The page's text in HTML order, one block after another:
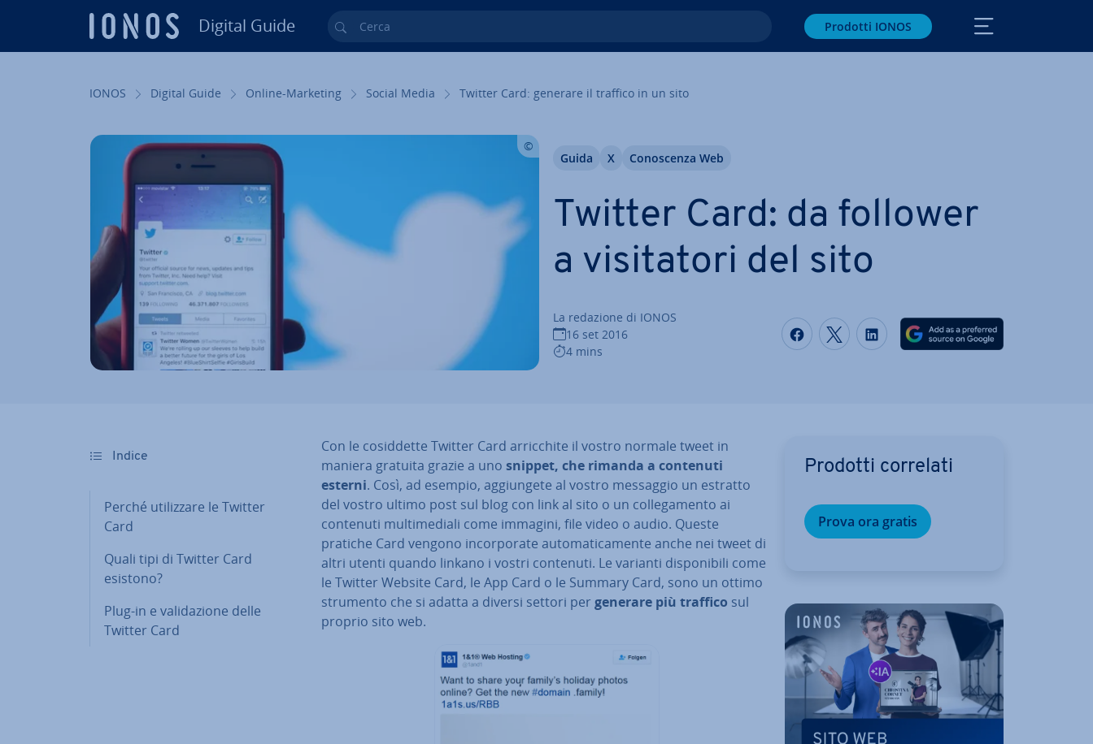
Digital Guide Cerca Prodotti IONOS
IONOS Digital Guide Online-Marketing Social Media Twitter Card: generare il traffico in un sito
Twitter Card: da follower
a vi­si­ta­to­ri del sito
La redazione di IONOS
16 set 2016
4 mins
Condividi via Facebook
Condividi via Twitter
Condividi via LinkedIN
Guida X Co­no­scen­za Web
Indice
Perché uti­liz­za­re le Twitter
Card
Quali tipi di Twitter Card
esistono?
Plug-in e va­li­da­zio­ne delle
Twitter Card
Con le co­sid­det­te Twitter Card ar­ric­chi­te il vostro normale tweet in
maniera gratuita grazie a uno snippet, che rimanda a contenuti
esterni. Così, ad esempio, ag­giun­ge­te al vostro messaggio un estratto
del vostro ultimo post sul blog con link al sito o un col­le­ga­men­to ai
contenuti mul­ti­me­dia­li come immagini, file video o audio. Queste
pratiche Card vengono in­cor­po­ra­te au­to­ma­ti­ca­men­te anche nei tweet di
altri utenti quando linkano i vostri contenuti. Le varianti di­spo­ni­bi­li come
le Twitter Website Card, le App Card o le Summary Card, sono un ottimo
strumento che si adatta a diversi settori per generare più traffico sul
proprio sito web.
Prodotti correlati
Prova ora gratis